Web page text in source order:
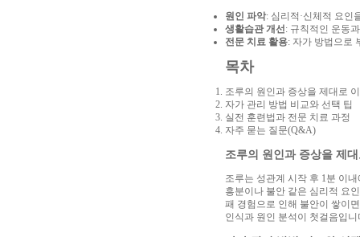
원인 파악: 심리적·신체적 요인
생활습관 개선: 규칙적인 운동
전문 치료 활용: 자가 방법으로
목차
조루의 원인과 증상을 제대로
자가 관리 방법 비교와 선택 팁
실전 훈련법과 전문 치료 과정
자주 묻는 질문(Q&A)
조루의 원인과 증상을 제
조루는 성관계 시작 후 1분 이
흥분이나 불안 같은 심리적 요
패 경험으로 인해 불안이 쌓이
인식과 원인 분석이 첫걸음입